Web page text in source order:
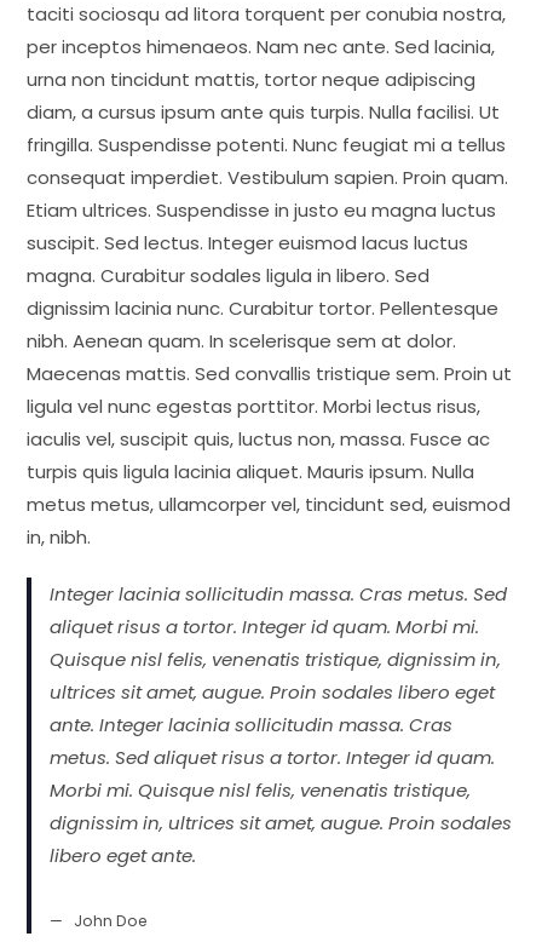
taciti sociosqu ad litora torquent per conubia nostra,
per inceptos himenaeos. Nam nec ante. Sed lacinia,
urna non tincidunt mattis, tortor neque adipiscing
diam, a cursus ipsum ante quis turpis. Nulla facilisi. Ut
fringilla. Suspendisse potenti. Nunc feugiat mi a tellus
consequat imperdiet. Vestibulum sapien. Proin quam.
Etiam ultrices. Suspendisse in justo eu magna luctus
suscipit. Sed lectus. Integer euismod lacus luctus
magna. Curabitur sodales ligula in libero. Sed
dignissim lacinia nunc. Curabitur tortor. Pellentesque
nibh. Aenean quam. In scelerisque sem at dolor.
Maecenas mattis. Sed convallis tristique sem. Proin ut
ligula vel nunc egestas porttitor. Morbi lectus risus,
iaculis vel, suscipit quis, luctus non, massa. Fusce ac
turpis quis ligula lacinia aliquet. Mauris ipsum. Nulla
metus metus, ullamcorper vel, tincidunt sed, euismod
in, nibh.
Integer lacinia sollicitudin massa. Cras metus. Sed
aliquet risus a tortor. Integer id quam. Morbi mi.
Quisque nisl felis, venenatis tristique, dignissim in,
ultrices sit amet, augue. Proin sodales libero eget
ante. Integer lacinia sollicitudin massa. Cras
metus. Sed aliquet risus a tortor. Integer id quam.
Morbi mi. Quisque nisl felis, venenatis tristique,
dignissim in, ultrices sit amet, augue. Proin sodales
libero eget ante.
John Doe